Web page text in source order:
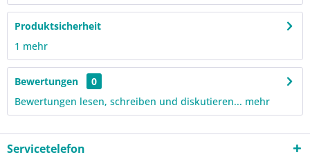
Produktsicherheit
1 mehr
Bewertungen
0
Bewertungen lesen, schreiben und diskutieren... mehr
Servicetelefon